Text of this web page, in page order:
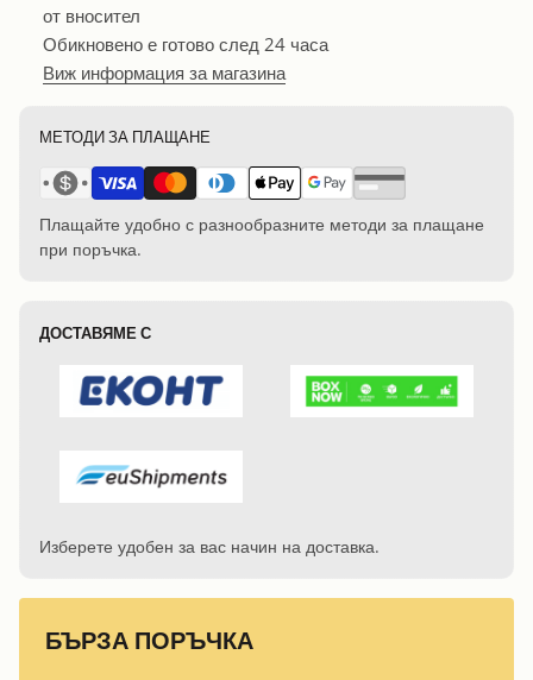
от вносител
Обикновено е готово след 24 часа
Виж информация за магазина
МЕТОДИ ЗА ПЛАЩАНЕ
Плащайте удобно с разнообразните методи за плащане
при поръчка.
ДОСТАВЯМЕ С
Изберете удобен за вас начин на доставка.
БЪРЗА ПОРЪЧКА